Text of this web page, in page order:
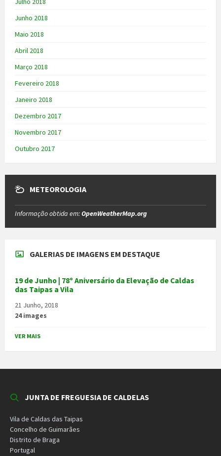
Junho 2018
Maio 2018
Abril 2018
Março 2018
Fevereiro 2018
Janeiro 2018
Dezembro 2017
Novembro 2017
Outubro 2017
METEOROLOGIA
Informação obtida em:OpenWeatherMap.org
GALERIAS DE IMAGENS EM DESTAQUE
19 de Junho | 78º Aniversário da Elevação de Caldas
das Taipas a Vila
21 Junho, 2018
24 images
VER MAIS
JUNTA DE FREGUESIA DE CALDELAS
Vila de Caldas das Taipas
Concelho de Guimarães
Distrito de Braga
Portugal